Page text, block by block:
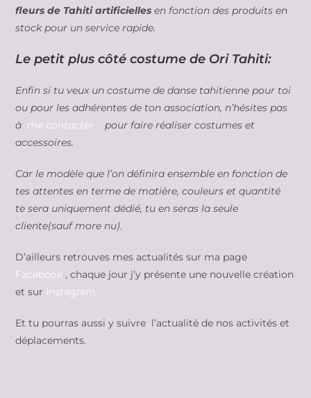
fleurs de Tahiti artificielles en fonction des produits en
stock pour un service rapide.
Le petit plus côté costume de Ori Tahiti:
Enfin si tu veux un costume de danse tahitienne pour toi
ou pour les adhérentes de ton association, n’hésites pas
à me contacter pour faire réaliser costumes et
accessoires.
Car le modèle que l’on définira ensemble en fonction de
tes attentes en terme de matière, couleurs et quantité
te sera uniquement dédié, tu en seras la seule
cliente(sauf more nu).
D’ailleurs retrouves mes actualités sur ma page
Facebook , chaque jour j’y présente une nouvelle création
et sur Instagram.
Et tu pourras aussi y suivre l’actualité de nos activités et
déplacements.